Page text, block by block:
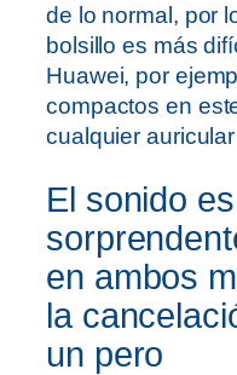
de lo normal, por
bolsillo es más
Huawei, por
compactos en
cualquier
El sonido es
en ambos
la
un pero